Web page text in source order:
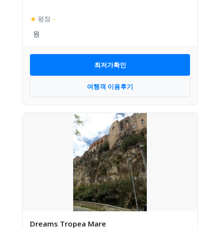
★ 평점 –
최저가확인
여행객 이용후기
Dreams Tropea Mare